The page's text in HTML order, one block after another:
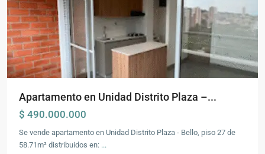
Apartamento en Unidad Distrito Plaza –...
$ 490.000.000
Se vende apartamento en Unidad Distrito Plaza - Bello, piso 27 de
58.71m² distribuidos en: ...
Comuna